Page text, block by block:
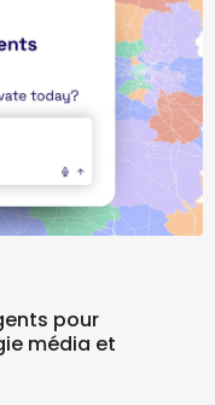
pour
média et